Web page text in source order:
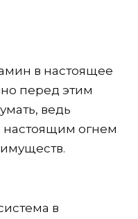
в настоящее
но перед этим
ведь
настоящим огнем
в